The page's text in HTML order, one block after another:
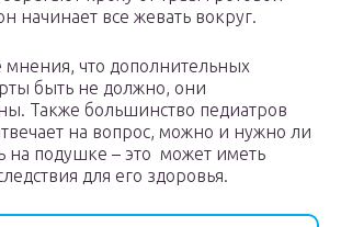
начинает все жевать вокруг.
мнения, что дополнительных
быть не должно, они
Также большинство педиатров
на вопрос, можно и нужно ли
на подушке – это может иметь
для его здоровья.